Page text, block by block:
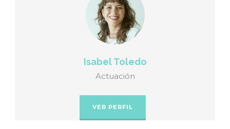
Isabel Toledo
Actuación
VER PERFIL